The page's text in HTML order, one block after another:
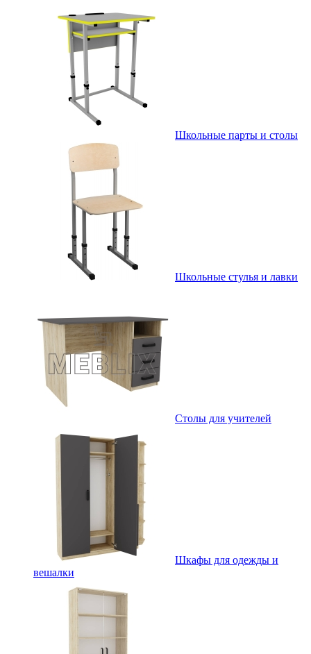
Школьные парты и столы
Школьные стулья и лавки
Столы для учителей
Шкафы для одежды и
вешалки